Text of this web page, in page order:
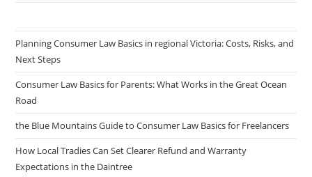
Planning Consumer Law Basics in regional Victoria: Costs, Risks, and
Next Steps
Consumer Law Basics for Parents: What Works in the Great Ocean
Road
the Blue Mountains Guide to Consumer Law Basics for Freelancers
How Local Tradies Can Set Clearer Refund and Warranty
Expectations in the Daintree